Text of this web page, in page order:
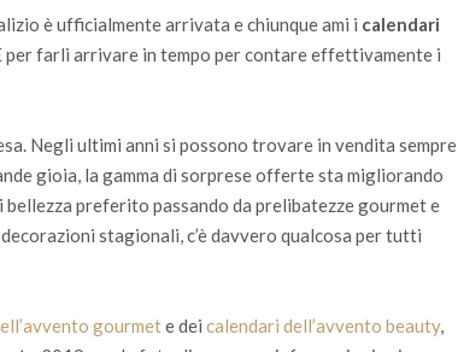
è ufficialmente arrivata e chiunque ami i calendari
per farli arrivare in tempo per contare effettivamente i
Negli ultimi anni si possono trovare in vendita sempre
gioia, la gamma di sorprese offerte sta migliorando
preferito passando da prelibatezze gourmet e
stagionali, c’è davvero qualcosa per tutti
gourmete dei calendari dell’avvento beauty,